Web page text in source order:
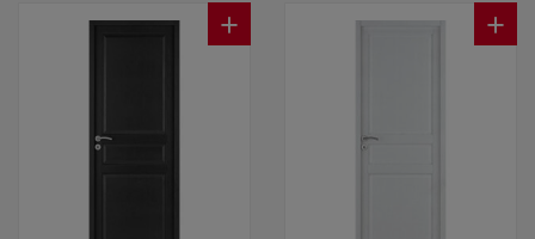
+ +